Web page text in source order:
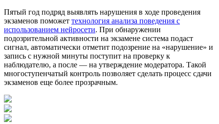
Пятый год подряд выявлять нарушения в ходе проведения
экзаменов поможет технология анализа поведения с
использованием нейросети. При обнаружении
подозрительной активности на экзамене система подаст
сигнал, автоматически отметит подозрение на «нарушение» и
запись с нужной минуты поступит на проверку к
наблюдателю, а после — на утверждение модератора. Такой
многоступенчатый контроль позволяет сделать процесс сдачи
экзаменов еще более прозрачным.